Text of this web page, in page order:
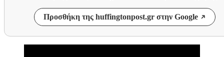
Προσθήκη της huffingtonpost.gr στην Google